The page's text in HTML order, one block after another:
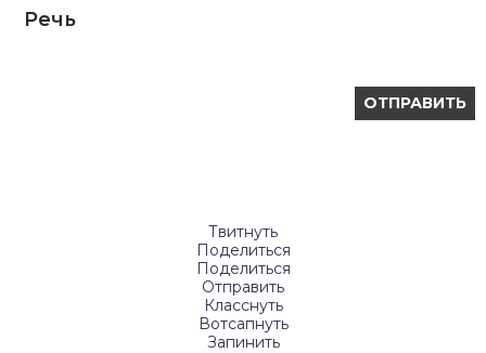
Речь
Твитнуть
Поделиться
Поделиться
Отправить
Класснуть
Вотсапнуть
Запинить